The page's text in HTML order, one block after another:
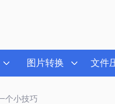
图片转换 文件
个小技巧